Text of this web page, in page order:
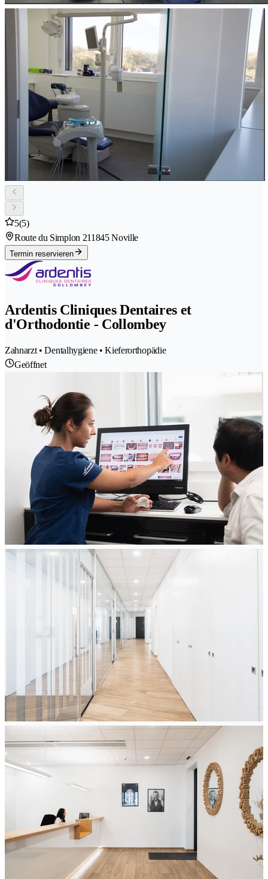
5(5)
Route du Simplon 211845 Noville
Termin reservieren
Ardentis Cliniques Dentaires et
d'Orthodontie - Collombey
Zahnarzt • Dentalhygiene • Kieferorthopädie
Geöffnet